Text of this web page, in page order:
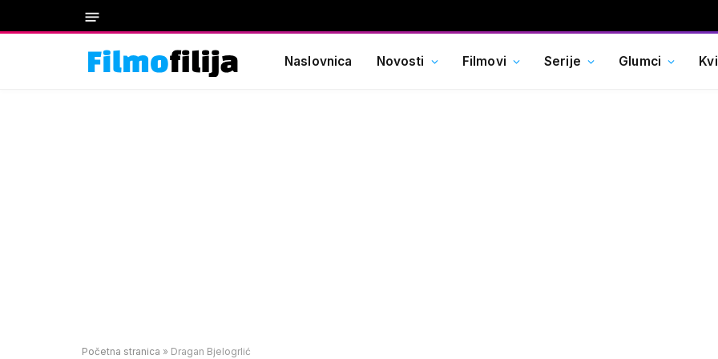
Naslovnica Novosti Filmovi Serije Glumci
Početna stranica » Dragan Bjelogrlić